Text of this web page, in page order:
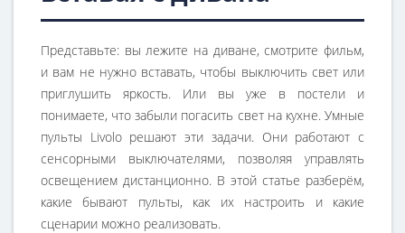
Представьте: вы лежите на диване, смотрите фильм,
и вам не нужно вставать, чтобы выключить свет или
приглушить яркость. Или вы уже в постели и
понимаете, что забыли погасить свет на кухне. Умные
пульты Livolo решают эти задачи. Они работают с
сенсорными выключателями, позволяя управлять
освещением дистанционно. В этой статье разберём,
какие бывают пульты, как их настроить и какие
сценарии можно реализовать.